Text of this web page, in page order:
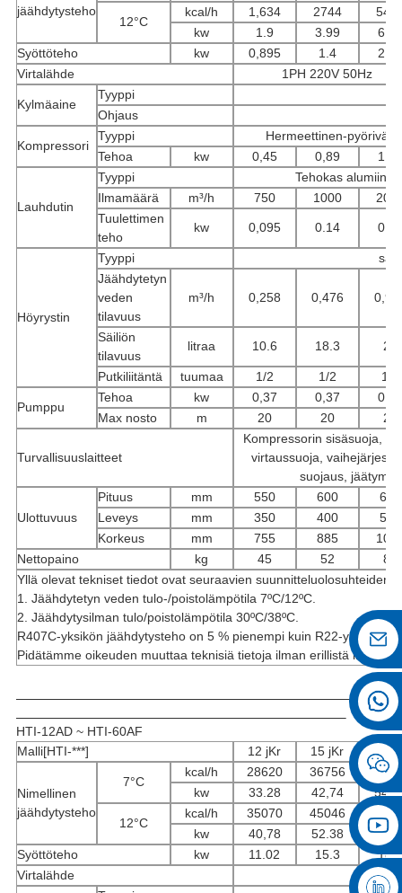
jäähdytysteho
12°C
kcal/h 1,634 2744
kw
1.9 3.99
6.38
Syöttöteho
kw 0,895 1.4
2.24
Virtalähde
1PH 220V 50Hz
Kylmäaine
Tyyppi
Ohjaus
Kompressori
Tyyppi
Hermeettinen-pyörivä
Tehoa
kw 0,45 0,89 1.73
Lauhdutin
Tyyppi
Tehokas
Ilmamäärä
m³/h 750 1000
Tuulettimen
teho
kw 0,095 0.14 0,18
Höyrystin
Tyyppi
Jäähdytetyn
veden
tilavuus
m³/h 0,258 0,476
Säiliön
tilavuus
litraa 10.6 18.3 27
Putkiliitäntä tuumaa 1/2 1/2 1/2
Pumppu
Tehoa kw 0,37 0,37
0,37
Max nosto
m 20 20 20
Turvallisuuslaitteet
Kompressorin sisäsuoja,
virtaussuoja,
suojaus,
Ulottuvuus
Pituus mm 550 600
650
Leveys
mm 350 400
520
Korkeus
mm 755 885
Nettopaino
kg 45 52
85
Yllä olevat tekniset tiedot ovat seuraavien suunnitteluolosuhteiden
1. Jäähdytetyn veden tulo-/poistolämpötila 7ºC/12ºC.
2. Jäähdytysilman tulo/poistolämpötila 30ºC/38ºC.
R407C-yksikön jäähdytysteho on 5 % pienempi kuin R22-yksikön
Pidätämme oikeuden muuttaa teknisiä tietoja ilman erillistä
HTI-12AD ~ HTI-60AF
Malli[HTI-***]
12 jKr 15 jKr 20
Nimellinen
jäähdytysteho
7°C
kcal/h 28620 36756
kw
33.28 42,74
12°C
kcal/h 35070 45046
kw
40,78 52.38
Syöttöteho
kw 11.02 15.3
18.6
Virtalähde